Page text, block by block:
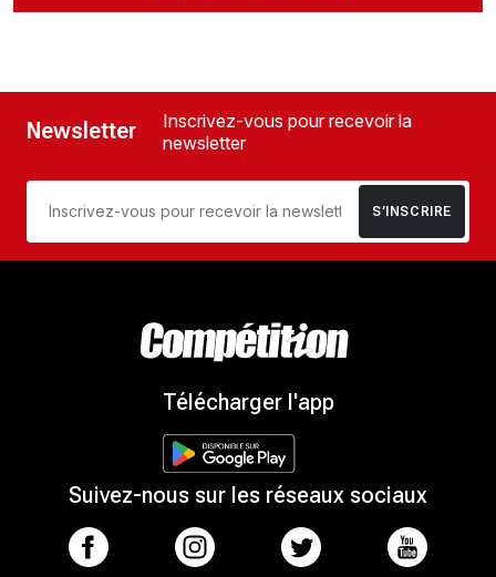
Newsletter
Inscrivez-vous pour recevoir la
newsletter
S’INSCRIRE
Télécharger l'app
Suivez-nous sur les réseaux sociaux